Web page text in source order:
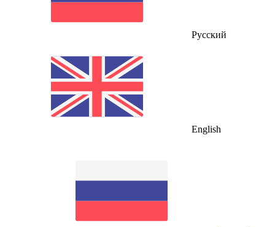
Русский
English